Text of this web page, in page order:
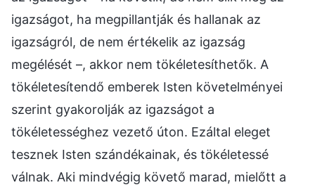
igazságot, ha megpillantják és hallanak az
igazságról, de nem értékelik az igazság
megélését –, akkor nem tökéletesíthetők. A
tökéletesítendő emberek Isten követelményei
szerint gyakorolják az igazságot a
tökéletességhez vezető úton. Ezáltal eleget
tesznek Isten szándékainak, és tökéletessé
válnak. Aki mindvégig követő marad, mielőtt a